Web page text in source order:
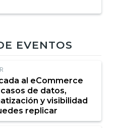
EVENTOS
al eCommerce
de datos,
y visibilidad
replicar